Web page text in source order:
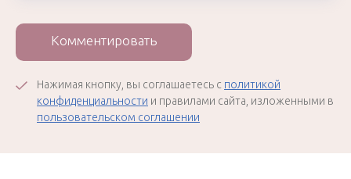
Комментировать
Нажимая кнопку, вы соглашаетесь с политикой
конфиденциальности и правилами сайта, изложенными в
пользовательском соглашении